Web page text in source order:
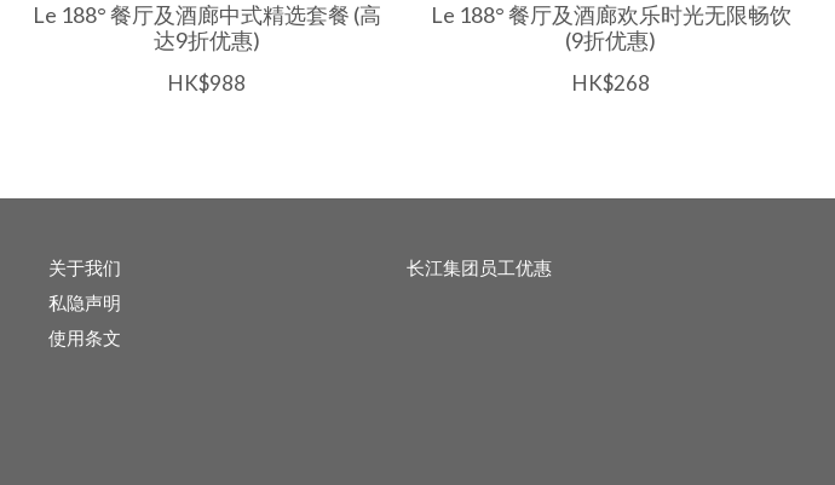
Le 188° 餐厅及酒廊中式精选套餐 (高
达9折优惠)
HK$988
Le 188° 餐厅及酒廊欢乐时光无限畅饮
(9折优惠)
HK$268
关于我们
私隐声明
使用条文
长江集团员工优惠